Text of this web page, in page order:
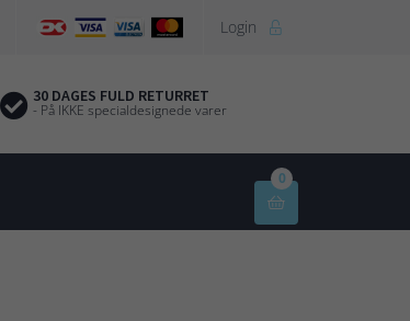
Login 
30 DAGES FULD RETURRET
- På IKKE specialdesignede varer

0